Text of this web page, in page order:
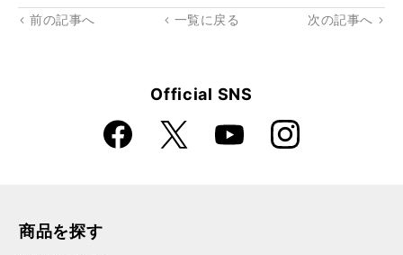
rk
前の記事へ 一覧に戻る 次の記事へ
Official SNS
Faceboo
k
X YouTube Instagra
m
商品を探す